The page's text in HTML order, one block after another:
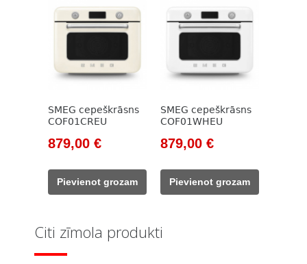
SMEG cepeškrāsns
COF01CREU
Original
was:
999,00 €.
879,00 €Current
879,00 €.
Pievienot grozam
SMEG cepeškrāsns
COF01WHEU
Original
was:
999,00 €.
879,00 €Current
879,00 €.
Pievienot grozam
Citi zīmola produkti